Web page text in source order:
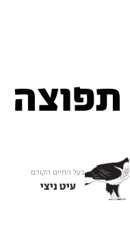
תפוצה
בעל החיים הקודם
עיט ניצי